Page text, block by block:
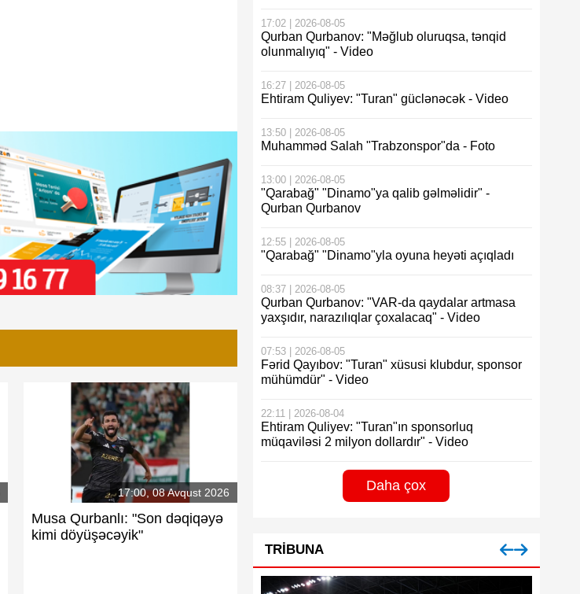
17:00, 08 Avqust 2026
Musa Qurbanlı: "Son dəqiqəyə
kimi döyüşəcəyik"
17:02 | 2026-08-05
Qurban Qurbanov: "Məğlub oluruqsa, tənqid
olunmalıyıq" - Video
16:27 | 2026-08-05
Ehtiram Quliyev: "Turan" güclənəcək - Video
13:50 | 2026-08-05
Muhamməd Salah "Trabzonspor"da - Foto
13:00 | 2026-08-05
"Qarabağ" "Dinamo"ya qalib gəlməlidir" -
Qurban Qurbanov
12:55 | 2026-08-05
"Qarabağ" "Dinamo"yla oyuna heyəti açıqladı
08:37 | 2026-08-05
Qurban Qurbanov: "VAR-da qaydalar artmasa
yaxşıdır, narazılıqlar çoxalacaq" - Video
07:53 | 2026-08-05
Fərid Qayıbov: "Turan" xüsusi klubdur, sponsor
mühümdür" - Video
22:11 | 2026-08-04
Ehtiram Quliyev: "Turan"ın sponsorluq
müqaviləsi 2 milyon dollardır" - Video
Daha çox
TRIBUNA